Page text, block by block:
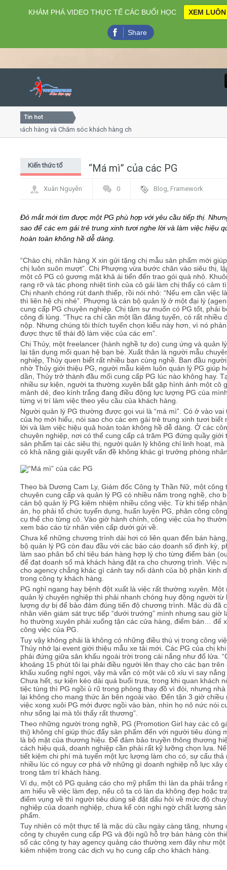
Close
Lịch khai giảng
Kiến thức
Liên hệ - Đăng ký
Tìm kiếm
Tin hot
hàng và Chăm sóc khách hàng chuyên nghiệp
“Má mì” của các PG
Kiến thức tổ
Xuân Nguyễn
0 Blog, Framework
Đỏ mắt mới tìm được một PG phù hợp với yêu cầu tiếp thị.
sao để các em gái trẻ trung xinh tươi nghe lời và làm việc hiệu
hoàn toàn không hề dễ dàng.
“Chào chị, nhãn hàng X xin gửi tặng chị mẫu sản phẩm mới
chị luôn suôn mượt”. Chị Phượng vừa bước chân vào siêu thị,
một cô PG có gương mặt khả ái tiến đến trao gói quà nhỏ.
rạng rỡ và tác phong nhiệt tình của cô gái làm chị thấy có cảm
Chị nhanh chóng rút danh thiếp, rồi nói nhỏ: “Nếu em cần việc
thì liên hệ chị nhé”. Phượng là cán bộ quản lý ở một đại lý
cung cấp PG chuyên nghiệp. Chị tâm sự muốn có PG tốt, phải
công đi lùng. “Thực ra chỉ cần một lần đăng tuyển, có rất nhiều
nộp. Nhưng chúng tôi thích tuyển chọn kiểu này hơn, vì nó
được thực tế thái độ làm việc của các em”.
Chị Thủy, một freelancer (hành nghề tự do) cung ứng và quản
lại tận dụng mối quan hệ bạn bè. Xuất thân là người mẫu
nghiệp, Thủy quen biết rất nhiều bạn cùng nghề. Ban đầu
nhờ Thủy giới thiệu PG, người mẫu kiêm luôn quản lý PG giúp
dần, Thủy trở thành đầu mối cung cấp PG lúc nào không hay.
nhiều sự kiện, người ta thường xuyên bắt gặp hình ảnh một cô
mảnh dẻ, đeo kính trắng đang điều động lực lượng PG của
từng vị trí làm việc theo yêu cầu của khách hàng.
Người quản lý PG thường được gọi vui là “má mì”. Có ở vào vai
của họ mới hiểu, nói sao cho các em gái trẻ trung xinh tươi biết
lời và làm việc hiệu quả hoàn toàn không hề dễ dàng. Ở các
chuyên nghiệp, nơi có thể cung cấp cả trăm PG đứng quầy giới
sản phẩm tại các siêu thị, người quản lý không chỉ linh hoạt, mà
có khả năng giải quyết vấn đề không khác gì trưởng phòng
Theo bà Dương Cam Ly, Giám đốc Công ty Thần Nữ, một công
chuyên cung cấp và quản lý PG có nhiều năm trong nghề, cho
cán bộ quản lý PG kiêm nhiệm nhiều công việc. Từ khi tiếp
án, họ phải tổ chức tuyển dụng, huấn luyện PG, phân công
cụ thể cho từng cô. Vào giờ hành chính, công việc của họ
xem báo cáo từ nhân viên cấp dưới gửi về.
Chưa kể những chương trình dài hơi có liên quan đến bán
bộ quản lý PG còn đau đầu với các báo cáo doanh số định kỳ,
làm sao phân bổ chỉ tiêu bán hàng hợp lý cho từng điểm bán
để đạt doanh số mà khách hàng đặt ra cho chương trình. Việc
cho agency chẳng khác gì cánh tay nối dành của bộ phận kinh
trong công ty khách hàng.
PG nghỉ ngang hay bệnh đột xuất là việc rất thường xuyên. Một
quản lý chuyên nghiệp thì phải nhanh chóng huy động người từ
lượng dự bị để bảo đảm đúng tiến độ chương trình. Mặc dù đã
nhân viên giám sát trực tiếp “dưới trướng” mình nhưng sau giờ
họ thường xuyên phải xuống tận các cửa hàng, điểm bán… để
công việc của PG.
Tuy vậy không phải là không có những điều thú vị trong công
Thủy nhớ lại event giới thiệu mẫu xe tải mới. Các PG của chị
phải đứng giữa sân khấu ngoài trời trong cái nắng như đổ lửa.
khoảng 15 phút tôi lại phải điều người lên thay cho các bạn trên
khấu xuống nghỉ ngơi, vậy mà vẫn có một vài cô xỉu vì say nắng
Chưa hết, sự kiện kéo dài quá buổi trưa, trong khi quan khách
tiệc tùng thì PG ngồi ủ rũ trong phòng thay đồ vì đói, nhưng
lại không cho mang thức ăn bên ngoài vào. Đến tận 3 giờ chiều
việc xong xuôi PG mới được ngồi vào bàn, nhìn họ nô nức nói
như sống lại mà tôi thấy rất thương”.
Theo những người trong nghề, PG (Promotion Girl hay các cô
thị) không chỉ giúp thúc đẩy sản phẩm đến với người tiêu dùng
là bộ mặt của thương hiệu. Để đảm bảo truyền thông thương
cách hiệu quả, doanh nghiệp cần phải rất kỹ lưỡng chọn lựa.
tiết kiệm chi phí mà tuyển một lực lượng làm cho có, sự cẩu thả
nhiều lúc có nguy cơ phá vỡ những gì doanh nghiệp nỗ lực xây
trong tâm trí khách hàng.
Ví dụ, một cô PG quảng cáo cho mỹ phẩm thì làn da phải trắng
am hiểu về việc làm đẹp, nếu cô ta có làn da không đẹp hoặc
điểm vụng về thì người tiêu dùng sẽ đặt dấu hỏi về mức độ
nghiệp của doanh nghiệp, chưa kể còn nghi ngờ chất lượng sản
phẩm.
Tuy nhiên có một thực tế là mặc dù cầu ngày càng tăng, nhưng
công ty chuyên cung cấp PG và đội ngũ hỗ trợ bán hàng còn
số các công ty hay agency quảng cáo thường xem đây như một
kiêm nhiệm trong các dịch vụ họ cung cấp cho khách hàng.
KHÁM PHÁ VIDEO THỰC TẾ CÁC BUỔI HỌC XEM LUÔN
Share